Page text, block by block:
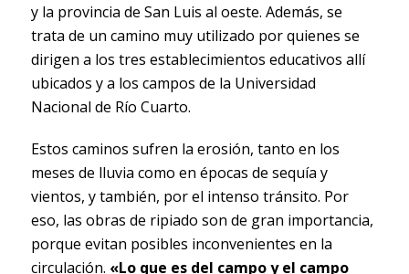
y la provincia de San Luis al oeste. Además, se
trata de un camino muy utilizado por quienes se
dirigen a los tres establecimientos educativos allí
ubicados y a los campos de la Universidad
Nacional de Río Cuarto.
Estos caminos sufren la erosión, tanto en los
meses de lluvia como en épocas de sequía y
vientos, y también, por el intenso tránsito. Por
eso, las obras de ripiado son de gran importancia,
porque evitan posibles inconvenientes en la
circulación. «Lo que es del campo y el campo